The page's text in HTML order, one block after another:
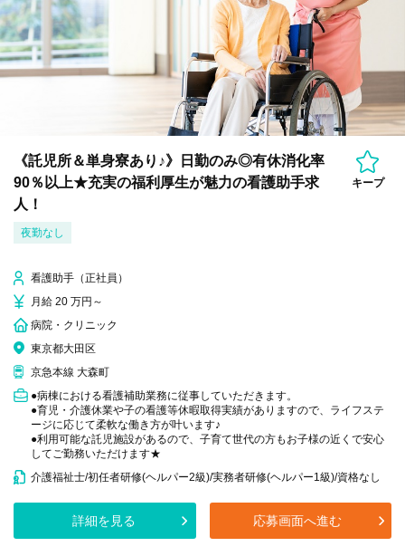
《託児所＆単身寮あり♪》日勤のみ◎有休消化率
90％以上★充実の福利厚生が魅力の看護助手求
人！
キープ
夜勤なし
看護助手（正社員）
月給 20 万円～
病院・クリニック
東京都大田区
京急本線 大森町
●病棟における看護補助業務に従事していただきます。
●育児・介護休業や子の看護等休暇取得実績がありますので、ライフステ
ージに応じて柔軟な働き方が叶います♪
●利用可能な託児施設があるので、子育て世代の方もお子様の近くで安心
してご勤務いただけます★
介護福祉士/初任者研修(ヘルパー2級)/実務者研修(ヘルパー1級)/資格なし
詳細を見る 応募画面へ進む